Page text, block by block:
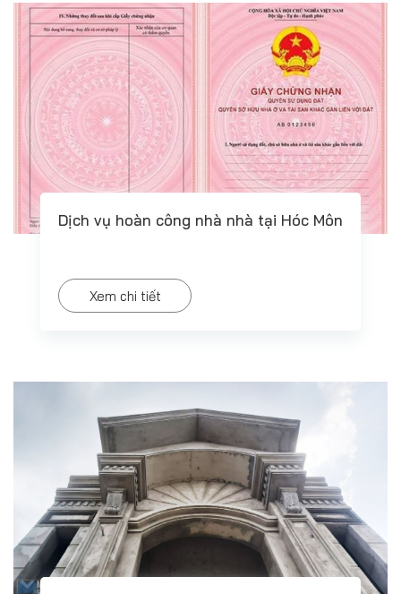
Dịch vụ hoàn công nhà nhà tại Hóc Môn
Xem chi tiết